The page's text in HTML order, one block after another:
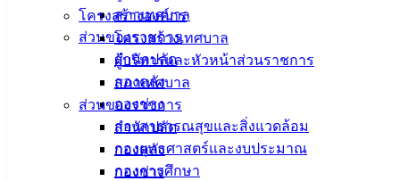
สภาเทศบาล
ส่วนของราชการ
สำนักปลัด
กองคลัง
กองช่าง
กองสาธารณสุขและสิ่งแวดล้อม
กองยุทธศาสตร์และงบประมาณ
กองการศึกษา
โครงสร้างองค์กร
โครงสร้างเทศบาล
ผู้บริหารและหัวหน้าส่วนราชการ
สภาเทศบาล
ส่วนของราชการ
สำนักปลัด
กองคลัง
กองช่าง
สุขภาพจิต โดยปัญหาสุขภาพจิตเหล่านี้ยังเชื่อมโยงอย่างใกล้ชิด
กับโรคทางกาย ในบางกรณี โรคซึมเศร้าอาจนำไปสู่อาการ
หัวใจวายและโรคเบาหวาน และในขณะเดียวกัน
ผู้ป่วยโรคหัวใจและเบาหวานก็มีความเสี่ยงที่จะมีภาวะซึมเศร้า
ด้วยเช่นกัน 🏥
“สุขภาพและความเป็นอยู่ที่ดี” คือ 1 ใน 17 เป้าหมายการพัฒนา
ที่ยั่งยืน (SDGs) ของ UN #SDG3